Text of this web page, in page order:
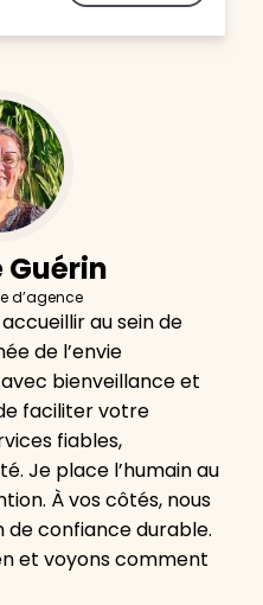
d’agence
au sein de
de l’envie
bienveillance et
faciliter votre
fiables,
Je place l’humain au
À vos côtés, nous
de confiance durable.
et voyons comment